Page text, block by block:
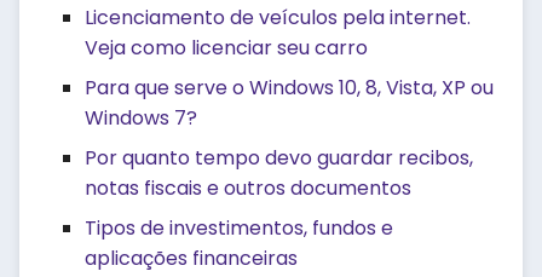
Licenciamento de veículos pela internet.
Veja como licenciar seu carro
Para que serve o Windows 10, 8, Vista, XP ou
Windows 7?
Por quanto tempo devo guardar recibos,
notas fiscais e outros documentos
Tipos de investimentos, fundos e
aplicações financeiras